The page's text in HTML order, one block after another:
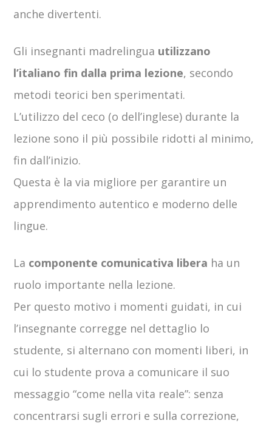
anche divertenti.
Gli insegnanti madrelingua utilizzano
l’italiano fin dalla prima lezione, secondo
metodi teorici ben sperimentati.
L’utilizzo del ceco (o dell’inglese) durante la
lezione sono il più possibile ridotti al minimo,
fin dall’inizio.
Questa è la via migliore per garantire un
apprendimento autentico e moderno delle
lingue.
La componente comunicativa libera ha un
ruolo importante nella lezione.
Per questo motivo i momenti guidati, in cui
l’insegnante corregge nel dettaglio lo
studente, si alternano con momenti liberi, in
cui lo studente prova a comunicare il suo
messaggio “come nella vita reale”: senza
concentrarsi sugli errori e sulla correzione,